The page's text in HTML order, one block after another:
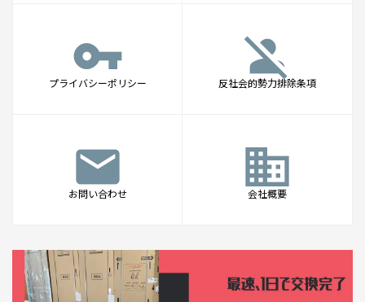
vpn_key
プライバシーポリシー
person_off
反社会的勢力排除条項
mail
お問い合わせ
business
会社概要